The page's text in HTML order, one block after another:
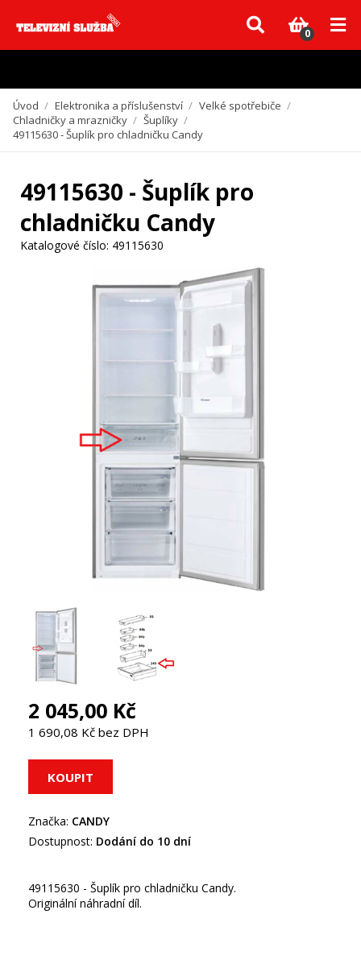
Vzhledem k aktuální situaci se může dodání dílů, které nejsou skladem,
zpozdit. Děkujeme za pochopení.
0
Úvod / Elektronika a příslušenství / Velké spotřebiče /
Chladničky a mrazničky / Šuplíky /
49115630 - Šuplík pro chladničku Candy
49115630 - Šuplík pro
chladničku Candy
Katalogové číslo: 49115630
2 045,00 Kč
1 690,08 Kč bez DPH
Značka: CANDY
Dostupnost: Dodání do 10 dní
49115630 - Šuplík pro chladničku Candy.
Originální náhradní díl.